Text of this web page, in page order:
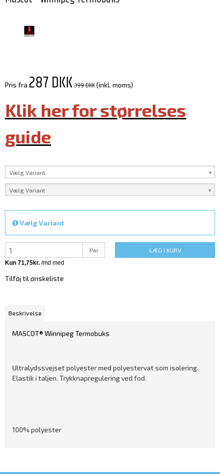
Pris fra 287 DKK399 DKK(inkl. moms)
Klik her for størrelses
guide
Vælg Variant
Vælg Variant
Vælg Variant
Par LÆG I KURV
Tilføj til ønskeliste
Beskrivelse
MASCOT® Winnipeg Termobuks
Ultralydssvejset polyester med polyestervat som isolering.
Elastik i taljen. Trykknapregulering ved fod.
100% polyester